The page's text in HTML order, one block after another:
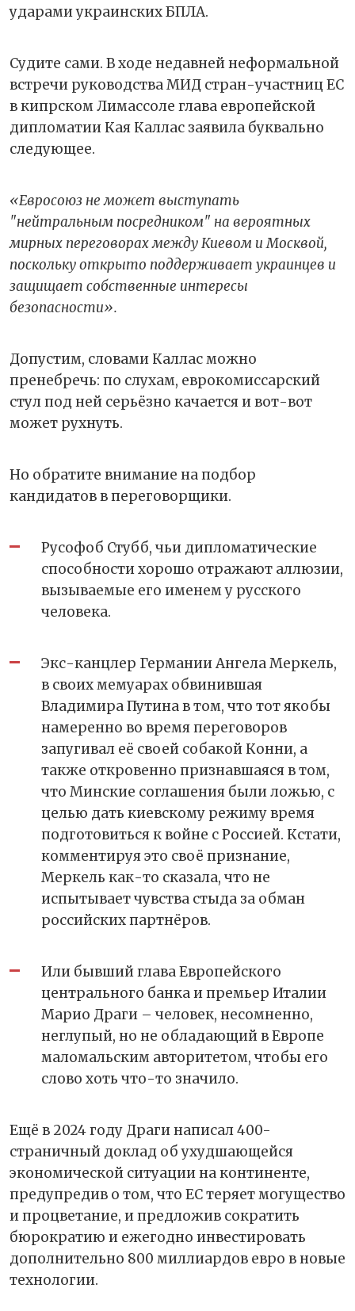
ударами украинских БПЛА.
Судите сами. В ходе недавней неформальной
встречи руководства МИД стран-участниц ЕС
в кипрском Лимассоле глава европейской
дипломатии Кая Каллас заявила буквально
следующее.
«Евросоюз не может выступать
"нейтральным посредником" на вероятных
мирных переговорах между Киевом и Москвой,
поскольку открыто поддерживает украинцев и
защищает собственные интересы
безопасности».
Допустим, словами Каллас можно
пренебречь: по слухам, еврокомиссарский
стул под ней серьёзно качается и вот-вот
может рухнуть.
Но обратите внимание на подбор
кандидатов в переговорщики.
Русофоб Стубб, чьи дипломатические
способности хорошо отражают аллюзии,
вызываемые его именем у русского
человека.
Экс-канцлер Германии Ангела Меркель,
в своих мемуарах обвинившая
Владимира Путина в том, что тот якобы
намеренно во время переговоров
запугивал её своей собакой Конни, а
также откровенно признавшаяся в том,
что Минские соглашения были ложью, с
целью дать киевскому режиму время
подготовиться к войне с Россией. Кстати,
комментируя это своё признание,
Меркель как-то сказала, что не
испытывает чувства стыда за обман
российских партнёров.
Или бывший глава Европейского
центрального банка и премьер Италии
Марио Драги – человек, несомненно,
неглупый, но не обладающий в Европе
маломальским авторитетом, чтобы его
слово хоть что-то значило.
Ещё в 2024 году Драги написал 400-
страничный доклад об ухудшающейся
экономической ситуации на континенте,
предупредив о том, что ЕС теряет могущество
и процветание, и предложив сократить
бюрократию и ежегодно инвестировать
дополнительно 800 миллиардов евро в новые
технологии.